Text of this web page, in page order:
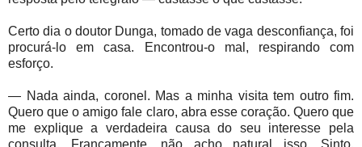
Certo dia o doutor Dunga, tomado de vaga desconfiança, foi
procurá-lo em casa. Encontrou-o mal, respirando com
esforço.
— Nada ainda, coronel. Mas a minha visita tem outro fim.
Quero que o amigo fale claro, abra esse coração. Quero que
me explique a verdadeira causa do seu interesse pela